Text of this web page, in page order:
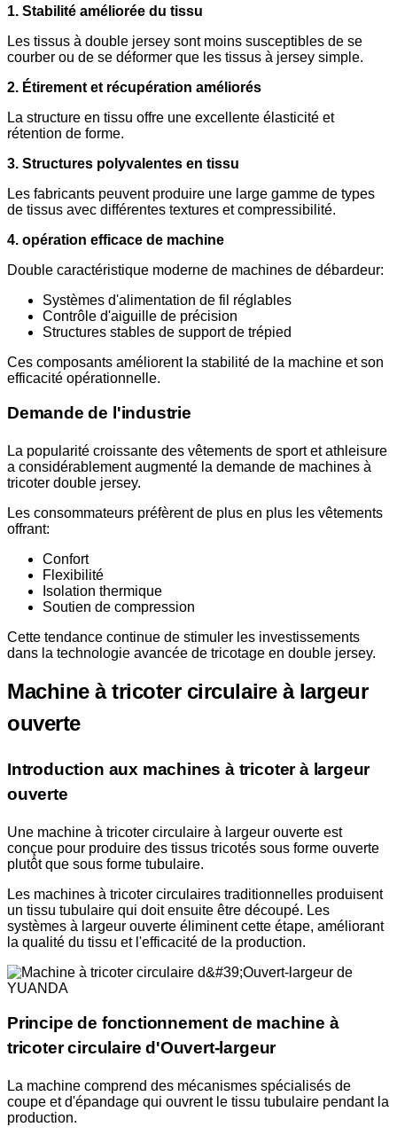
1. Stabilité améliorée du tissu
Les tissus à double jersey sont moins susceptibles de se
courber ou de se déformer que les tissus à jersey simple.
2. Étirement et récupération améliorés
La structure en tissu offre une excellente élasticité et
rétention de forme.
3. Structures polyvalentes en tissu
Les fabricants peuvent produire une large gamme de types
de tissus avec différentes textures et compressibilité.
4. opération efficace de machine
Double caractéristique moderne de machines de débardeur:
Systèmes d'alimentation de fil réglables
Contrôle d'aiguille de précision
Structures stables de support de trépied
Ces composants améliorent la stabilité de la machine et son
efficacité opérationnelle.
Demande de l'industrie
La popularité croissante des vêtements de sport et athleisure
a considérablement augmenté la demande de machines à
tricoter double jersey.
Les consommateurs préfèrent de plus en plus les vêtements
offrant:
Confort
Flexibilité
Isolation thermique
Soutien de compression
Cette tendance continue de stimuler les investissements
dans la technologie avancée de tricotage en double jersey.
Machine à tricoter circulaire à largeur
ouverte
Introduction aux machines à tricoter à largeur
ouverte
Une machine à tricoter circulaire à largeur ouverte est
conçue pour produire des tissus tricotés sous forme ouverte
plutôt que sous forme tubulaire.
Les machines à tricoter circulaires traditionnelles produisent
un tissu tubulaire qui doit ensuite être découpé. Les
systèmes à largeur ouverte éliminent cette étape, améliorant
la qualité du tissu et l'efficacité de la production.
Principe de fonctionnement de machine à
tricoter circulaire d'Ouvert-largeur
La machine comprend des mécanismes spécialisés de
coupe et d'épandage qui ouvrent le tissu tubulaire pendant la
production.